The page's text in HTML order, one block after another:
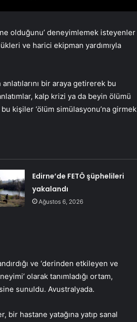
olduğunu’ deneyimlemek isteyenler
ve harici ekipman yardımıyla
bir araya getirerek bu
kalp krizi ya da beyin ölümü
kişiler ‘ölüm simülasyonu’na girmek
Edirne’de FETÖ şüphelileri
yakalandı
Ağustos 6, 2026
ve ‘derinden etkileyen ve
olarak tanımladığı ortam,
sunuldu. Avustralyada.
bir hastane yatağına yatıp sanal